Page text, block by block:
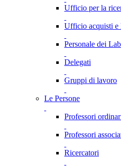
Ufficio per la
Ufficio acquisti e
Personale dei
Delegati
Gruppi di lavoro
Le Persone
Professori
Professori
Ricercatori